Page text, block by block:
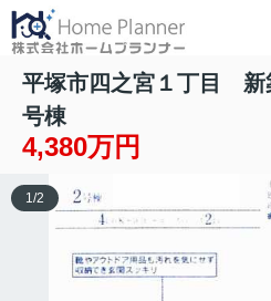
平塚市四之宮１丁目
号棟
4,380万円
1/2